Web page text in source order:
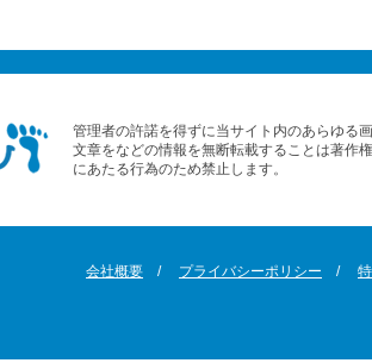
管理者の許諾を得ずに当サイト内のあらゆる
文章をなどの情報を無断転載することは著作
にあたる行為のため禁止します。
会社概要 プライバシーポリシー